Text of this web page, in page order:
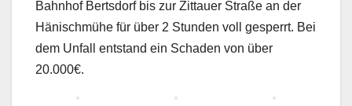
Bahnhof Bertsdorf bis zur Zittauer Straße an der
Hänischmühe für über 2 Stunden voll gesperrt. Bei
dem Unfall entstand ein Schaden von über
20.000€.